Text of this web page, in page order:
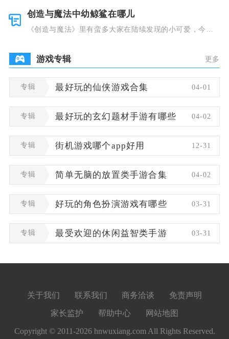
创造与魔法中幼鲸鲨在哪儿
《创造与魔法》里有蛮多大家在陆续发现的小可爱，今天
游戏专辑 更多
专辑 最好玩的仙侠游戏合集 04-01
专辑 最好玩的玄幻题材手游有哪些 04-02
专辑 街机游戏哪个app好用 12-31
专辑 简单无脑的放置类手游合集 04-02
专辑 好玩的角色扮演游戏有哪些 03-31
专辑 最受欢迎的休闲益智类手游 03-31
关于我们 联系我们 商务洽谈 免责声明
家长监护 帮助中心 网站地图
Copyright © 2011-2026 hnwuxiang.com All Rights Reserved.